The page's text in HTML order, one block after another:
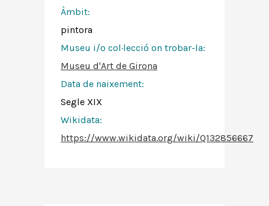
Àmbit:
pintora
Museu i/o col·lecció on trobar-la:
Museu d'Art de Girona
Data de naixement:
Segle XIX
Wikidata:
https://www.wikidata.org/wiki/Q132856667